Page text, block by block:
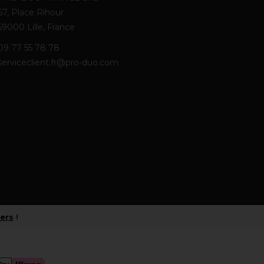
Place Rihour
Lille, France
77 55 78 78
duo.com
!